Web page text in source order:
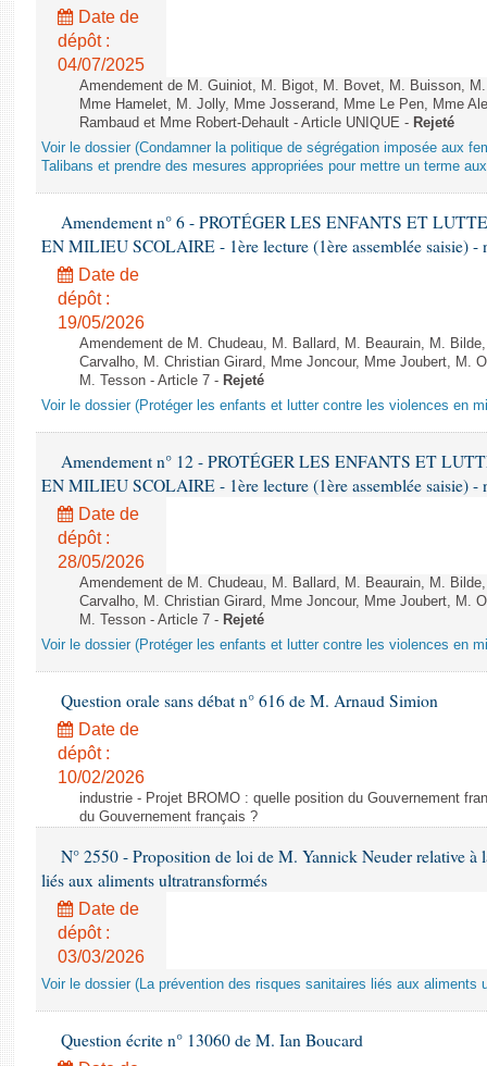
Dossiers législatifs
Budget et sécurité sociale
Questions écrites et orales
Comptes rendus des débats
Date de
dépôt :
04/07/2025
Amendement de M. Guiniot, M. Bigot, M. Bovet, M. Buisson,
Mme Hamelet, M. Jolly, Mme Josserand, Mme Le Pen, Mme
Rambaud et Mme Robert-Dehault - Article UNIQUE - Rejeté
Voir le dossier (Condamner la politique de ségrégation imposée aux
Talibans et prendre des mesures appropriées pour mettre un terme
Amendement n° 6 - PROTÉGER LES ENFANTS ET
EN MILIEU SCOLAIRE - 1ère lecture (1ère assemblée saisie) -
Date de
dépôt :
19/05/2026
Amendement de M. Chudeau, M. Ballard, M. Beaurain, M.
Carvalho, M. Christian Girard, Mme Joncour, Mme Joubert, M.
M. Tesson - Article 7 - Rejeté
Voir le dossier (Protéger les enfants et lutter contre les violences en
Amendement n° 12 - PROTÉGER LES ENFANTS ET
EN MILIEU SCOLAIRE - 1ère lecture (1ère assemblée saisie) -
Date de
dépôt :
28/05/2026
Amendement de M. Chudeau, M. Ballard, M. Beaurain, M.
Carvalho, M. Christian Girard, Mme Joncour, Mme Joubert, M.
M. Tesson - Article 7 - Rejeté
Voir le dossier (Protéger les enfants et lutter contre les violences en
Question orale sans débat n° 616 de M. Arnaud Simion
Date de
dépôt :
10/02/2026
industrie - Projet BROMO : quelle position du Gouvernement
du Gouvernement français ?
N° 2550 - Proposition de loi de M. Yannick Neuder relative à
liés aux aliments ultratransformés
Date de
dépôt :
03/03/2026
Voir le dossier (La prévention des risques sanitaires liés aux aliments
Question écrite n° 13060 de M. Ian Boucard